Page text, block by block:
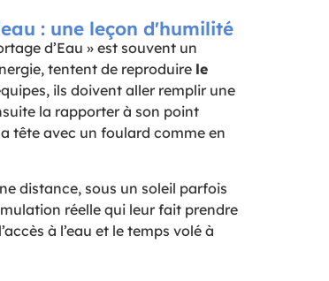
: une leçon d'humilité
d’Eau » est souvent un
tentent de reproduire le
ils doivent aller remplir une
la rapporter à son point
tête avec un foulard comme en
distance, sous un soleil parfois
réelle qui leur fait prendre
à l’eau et le temps volé à